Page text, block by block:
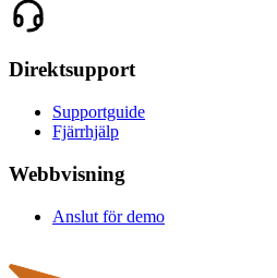
Direktsupport
Supportguide
Fjärrhjälp
Webbvisning
Anslut för demo